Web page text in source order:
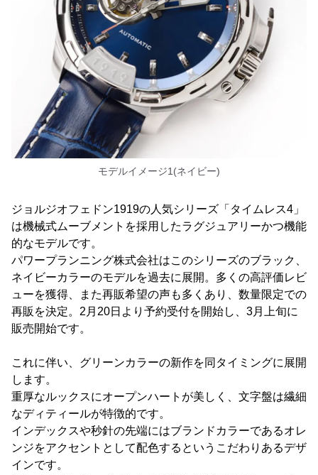
モデルイメージ1(ネイビー)
ジョルジオフェドン1919の人気シリーズ「タイムレス4」
は機械式ムーブメントを採用したラグジュアリーかつ機能
的なモデルです。
パワープランニング株式会社はこのシリーズのブラック、
ネイビーカラーのモデルを過去に展開。多くの高評価レビ
ューを獲得、また再販希望の声も多くあり、数量限定での
再販を決定。2月20日より予約受付を開始し、3月上旬に
販売開始です。
これに伴い、グリーンカラーの新作を同タイミングに展開
します。
重厚なルックスにオープンハートが美しく、文字盤は繊細
なディティールが特徴的です。
インデックスや秒針の先端にはブランドカラーであるオレ
ンジをアクセントとして配色するというこだわりあるデザ
インです。